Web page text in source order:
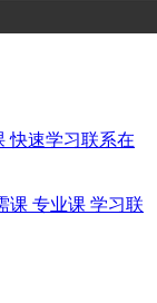
快速学习联系在
课 专业课 学习联